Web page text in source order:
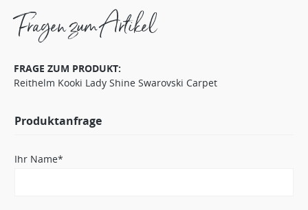
Fragen zum Artikel
FRAGE ZUM PRODUKT:
Reithelm Kooki Lady Shine Swarovski Carpet
Produktanfrage
Ihr Name*